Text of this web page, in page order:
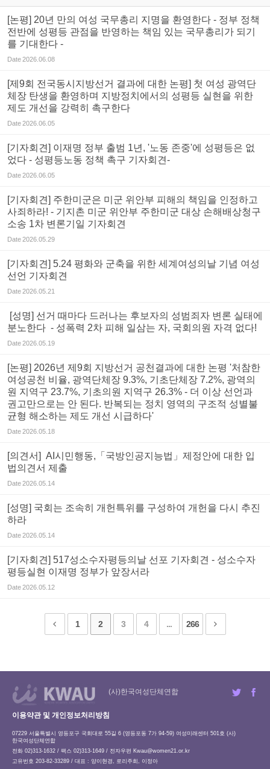
[논평] 20년 만의 여성 국무총리 지명을 환영한다 - 정부 정책
전반에 성평등 관점을 반영하는 책임 있는 국무총리가 되기
를 기대한다 -
Date2026.06.08
[제9회 전국동시지방선거 결과에 대한 논평] 첫 여성 광역단
체장 탄생을 환영하며 지방정치에서의 성평등 실현을 위한
제도 개선을 강력히 촉구한다
Date2026.06.05
[기자회견] 이재명 정부 출범 1년, '노동 존중'에 성평등은 없
었다 - 성평등노동 정책 촉구 기자회견-
Date2026.06.05
[기자회견] 주한미군은 미군 위안부 피해의 책임을 인정하고
사죄하라! - 기지촌 미군 위안부 주한미군 대상 손해배상청구
소송 1차 변론기일 기자회견
Date2026.05.29
[기자회견] 5.24 평화와 군축을 위한 세계여성의날 기념 여성
선언 기자회견
Date2026.05.21
[성명] 선거 때마다 드러나는 후보자의 성범죄자 변론 실태에
분노한다 - 성폭력 2차 피해 일삼는 자, 국회의원 자격 없다!
Date2026.05.19
[논평] 2026년 제9회 지방선거 공천결과에 대한 논평 '처참한
여성공천 비율, 광역단체장 9.3%, 기초단체장 7.2%, 광역의
원 지역구 23.7%, 기초의원 지역구 26.3% - 더 이상 선언과
권고만으로는 안 된다. 반복되는 정치 영역의 구조적 성별불
균형 해소하는 제도 개선 시급하다'
Date2026.05.18
[의견서] AI시민행동,「국방인공지능법」제정안에 대한 입
법의견서 제출
Date2026.05.14
[성명] 국회는 조속히 개헌특위를 구성하여 개헌을 다시 추진
하라
Date2026.05.14
[기자회견] 517성소수자평등의날 선포 기자회견 - 성소수자
평등실현 이재명 정부가 앞장서라
Date2026.05.12
1 2 3 4 ... 266
(사)한국여성단체연합
이용약관 및 개인정보처리방침
07229 서울특별시 영등포구 국회대로 55길 6 (영등포동 7가 94-59) 여성미래센터 501호 (사)
한국여성단체연합
전화 02)313-1632 / 팩스 02)313-1649 / 전자우편 Kwau@women21.or.kr
고유번호 203-82-33289 / 대표 : 양이현경, 로리주희, 이정아